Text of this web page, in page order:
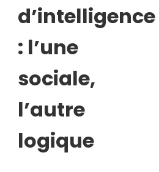
d’intelligence
: l’une
sociale,
l’autre
logique